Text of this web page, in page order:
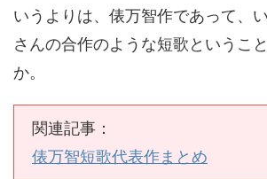
いうよりは、俵万智作であって、
さんの合作のような短歌というこ
か。
関連記事：
俵万智短歌代表作まとめ